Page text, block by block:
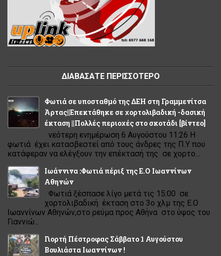
ΔΙΑΒΑΣΑΤΕ ΠΕΡΙΣΣΟΤΕΡΟ
Φωτιά σε υποσταθμό της ΔΕΗ στη Γραμμενίτσα
Άρτας||Επεκτάθηκε σε χορτολιβαδική -δασική
έκταση ||Πολλές περιοχές στο σκοτάδι [βίντεο]
νεότερη ενημέρωση 6 Αυγούστου 11:26 Η
φωτιά έχει κατασβεστεί από τους άνδρες της Π.Υ που
κατάφεραν να ελέγξουν την επέκτασή της σε χορτο...
Ιωάννινα :Φωτιά πέριξ της Ε.Ο Ιωαννίνων
Αθηνών
Φωτιά ξέσπασε λίγο μετά τις 15:00 σε
χορτολιβαδική έκταση στο 3ο χλμ της Ε.Ο
Ιωαννίνων Αθηνών,στο ρεύμα προς Αθήνα στο ύψος του
Γιαννιώ...
Γιορτή Πέστροφας Σάββατο 1 Αυγούστου
Βουλιάστα Ιωαννίνων !